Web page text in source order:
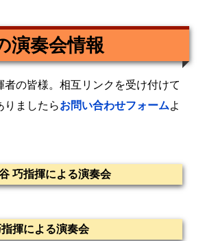
演奏会情報
者の皆様。相互リンクを受け付けて
りましたらお問い合わせフォームよ
巧指揮による演奏会
揮による演奏会